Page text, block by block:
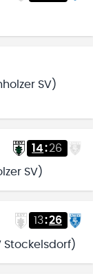
SV)
14:26
SV)
13:26
Stockelsdorf)